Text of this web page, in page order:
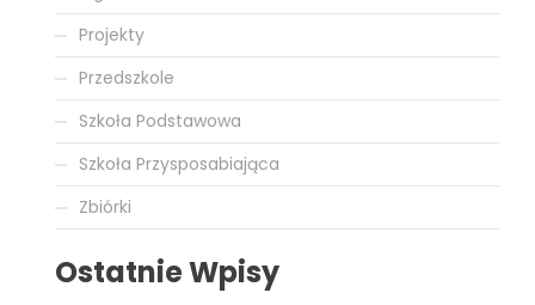
Projekty
Przedszkole
Szkoła Podstawowa
Szkoła Przysposabiająca
Zbiórki
Ostatnie Wpisy